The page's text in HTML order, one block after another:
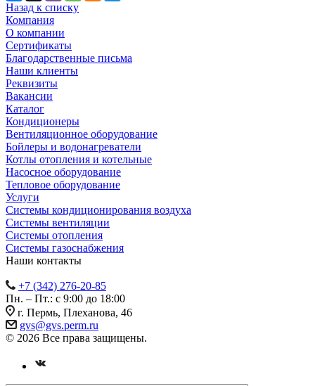
Назад к списку
Компания
О компании
Сертификаты
Благодарственные письма
Наши клиенты
Реквизиты
Вакансии
Каталог
Кондиционеры
Вентиляционное оборудование
Бойлеры и водонагреватели
Котлы отопления и котельные
Насосное оборудование
Тепловое оборудование
Услуги
Системы кондиционирования воздуха
Системы вентиляции
Системы отопления
Системы газоснабжения
Наши контакты
+7 (342) 276-20-85
Пн. – Пт.: с 9:00 до 18:00
г. Пермь, Плеханова, 46
gvs@gvs.perm.ru
© 2026 Все права защищены.